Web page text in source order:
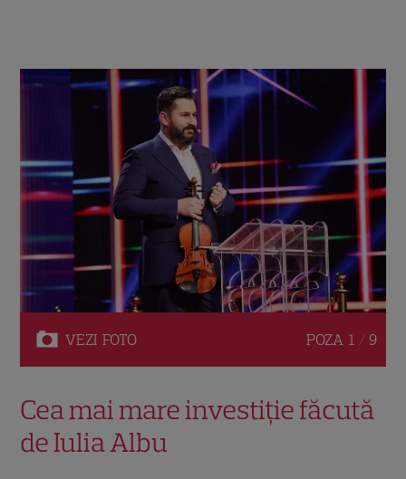
VEZI FOTO POZA 1 / 9
Cea mai mare investiție făcută
de Iulia Albu